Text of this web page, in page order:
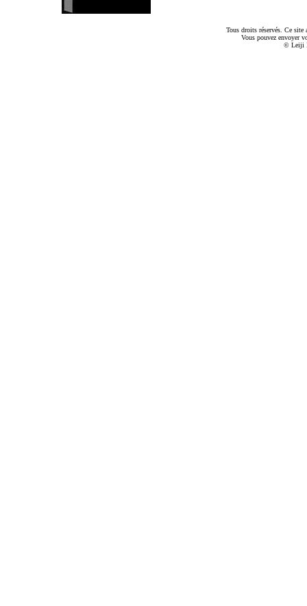
Tous droits réservés. Ce site
Vous pouvez envoyer
© Leiji